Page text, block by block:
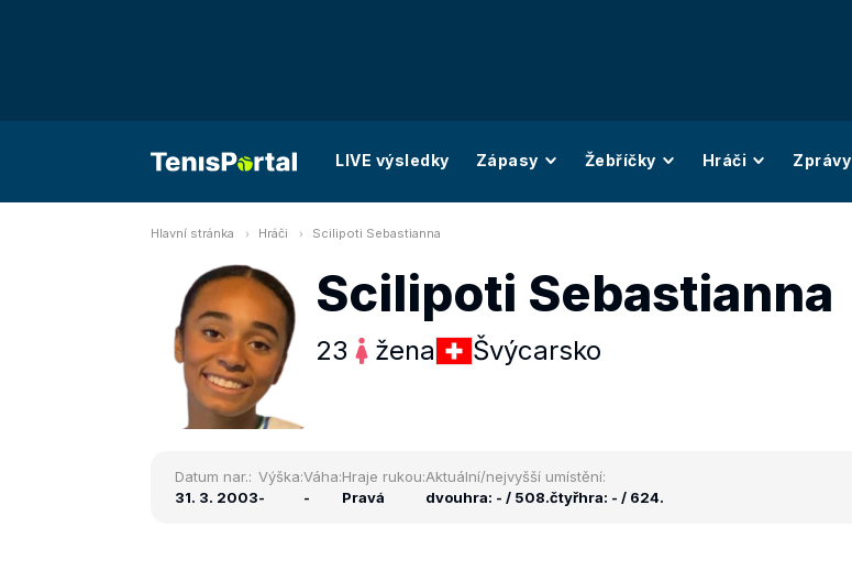
LIVE výsledky Zápasy Žebříčky Hráči Zprávy
Hlavní stránka Hráči Scilipoti Sebastianna
Scilipoti Sebastianna
23 žena Švýcarsko
Datum nar.:
31. 3. 2003
Výška:
-
Váha:
-
Hraje rukou:
Pravá
Aktuální/nejvyšší umístění:
dvouhra: - / 508.čtyřhra: - / 624.